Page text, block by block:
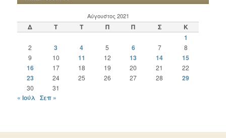
Αύγουστος 2021
Δ Τ Τ Π Π Σ
Κ
1
2 3 4 5 6 7
8
9
10 11 12 13 14
15
16
17 18 19 20 21 22
23 24 25 26 27 28 29
30 31
« Ιούλ Σεπ »